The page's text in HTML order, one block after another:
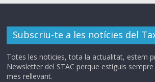
Subscriu-te a les notícies del
Totes les noticies, tota la actualitat, estem
Newsletter del STAC perque estiguis
mes rellevant.